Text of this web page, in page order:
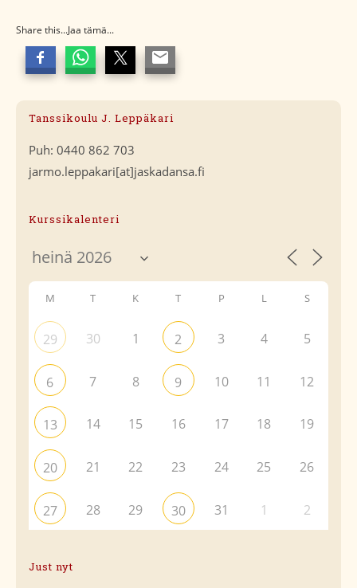
Share this...Jaa tämä...
Tanssikoulu J. Leppäkari
Puh: 0440 862 703
jarmo.leppakari[at]jaskadansa.fi
Kurssikalenteri
M T K T P L S
29 30 1 2 3 4 5
6 7 8 9 10 11 12
13 14 15 16 17 18 19
20 21 22 23 24 25 26
27 28 29 30 31 1 2
Just nyt